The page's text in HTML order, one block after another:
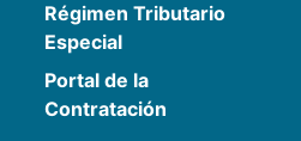
Régimen Tributario
Especial
Portal de la
Contratación